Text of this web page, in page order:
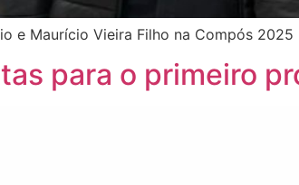
e Maurício Vieira Filho na Compós 2025
para o primeiro